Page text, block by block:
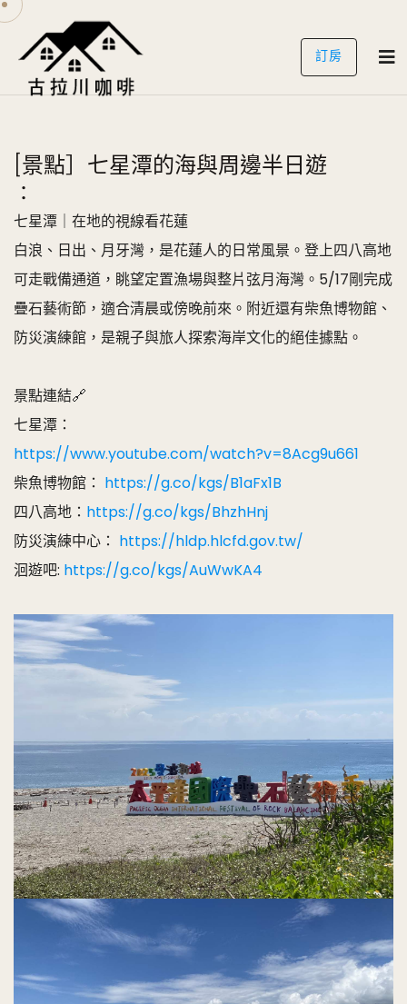
訂房
[景點］七星潭的海與周邊半日遊
：
七星潭｜在地的視線看花蓮
白浪、日出、月牙灣，是花蓮人的日常風景。登上四八高地
可走戰備通道，眺望定置漁場與整片弦月海灣。5/17剛完成
疊石藝術節，適合清晨或傍晚前來。附近還有柴魚博物館、
防災演練館，是親子與旅人探索海岸文化的絕佳據點。
景點連結🔗
七星潭：
https://www.youtube.com/watch?v=8Acg9u661
柴魚博物館： https://g.co/kgs/B1aFx1B
四八高地： https://g.co/kgs/BhzhHnj
防災演練中心： https://hldp.hlcfd.gov.tw/
洄遊吧: https://g.co/kgs/AuWwKA4